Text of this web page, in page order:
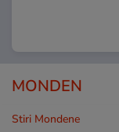
MONDEN
Stiri Mondene